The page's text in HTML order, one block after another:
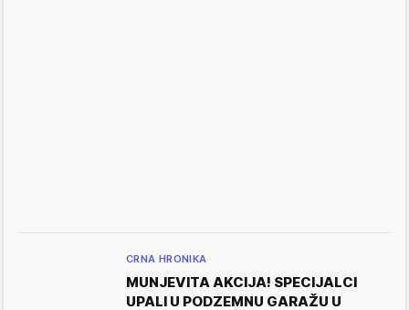
CRNA HRONIKA
MUNJEVITA AKCIJA! SPECIJALCI
UPALI U PODZEMNU GARAŽU U